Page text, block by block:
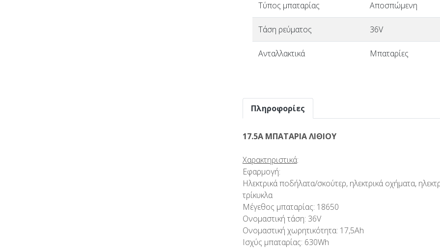
Τύπος μπαταρίας Αποσπώμενη
Τάση ρεύματος 36V
Ανταλλακτικά Μπαταρίες
Πληροφορίες
17.5Α ΜΠΑΤΑΡΙΑ ΛΙΘΙΟΥ
Χαρακτηριστικά:
Εφαρμογή:
Ηλεκτρικά ποδήλατα/σκούτερ, ηλεκτρικά οχήματα,
τρίκυκλα
Μέγεθος μπαταρίας: 18650
Ονομαστική τάση: 36V
Ονομαστική χωρητικότητα: 17,5Ah
Ισχύς μπαταρίας: 630Wh